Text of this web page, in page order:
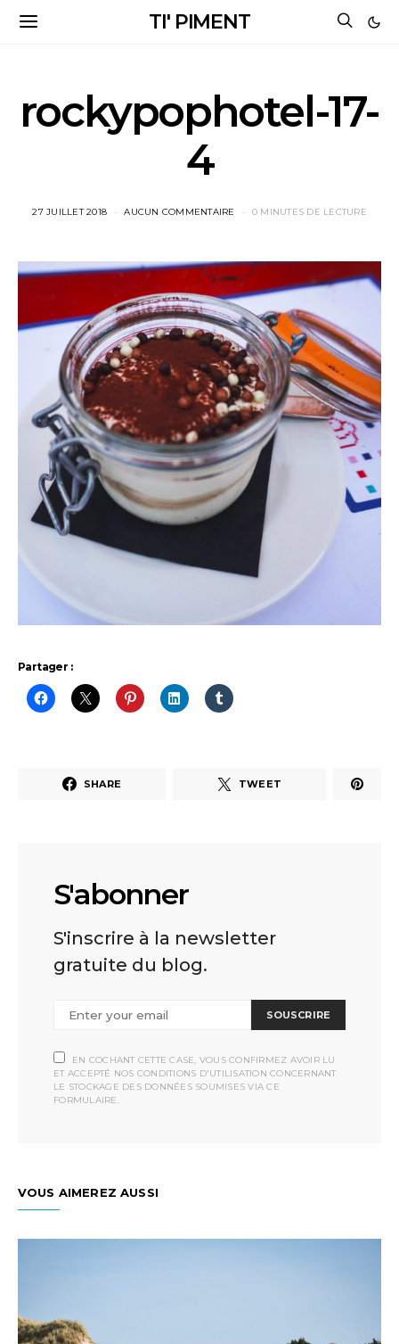
TI' PIMENT
rockypophotel-17-
4
27 JUILLET 2018 AUCUN COMMENTAIRE 0 MINUTES DE LECTURE
Partager :
SHARE TWEET
S'abonner
S'inscrire à la newsletter
gratuite du blog.
SOUSCRIRE
EN COCHANT CETTE CASE, VOUS CONFIRMEZ AVOIR LU
ET ACCEPTÉ NOS CONDITIONS D'UTILISATION CONCERNANT
LE STOCKAGE DES DONNÉES SOUMISES VIA CE
FORMULAIRE.
VOUS AIMEREZ AUSSI